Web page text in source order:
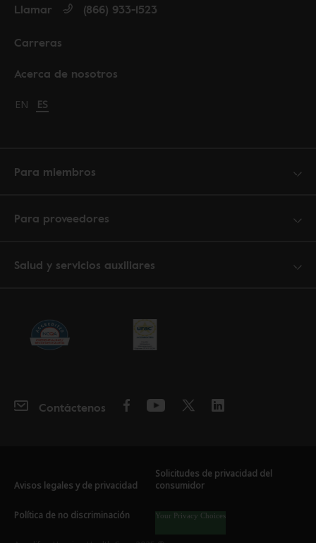
Acerca de nosotros
Carreras
Llamar (866) 933-1523
Change language to English
EN Cambiar idioma a español
ES
Para miembros
Para proveedores
Salud y servicios auxiliares
Contáctenos
Avisos legales y de privacidad
Solicitudes de privacidad del
consumidor
Política de no discriminación Your Privacy Choices